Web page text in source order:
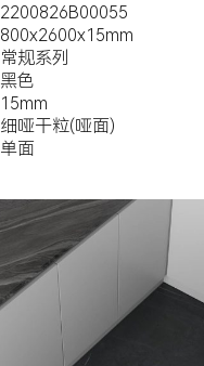
2200826B00055
800x2600x15mm
常规系列
黑色
15mm
细哑干粒(哑面)
单面